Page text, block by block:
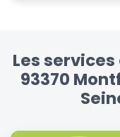
Les
93370